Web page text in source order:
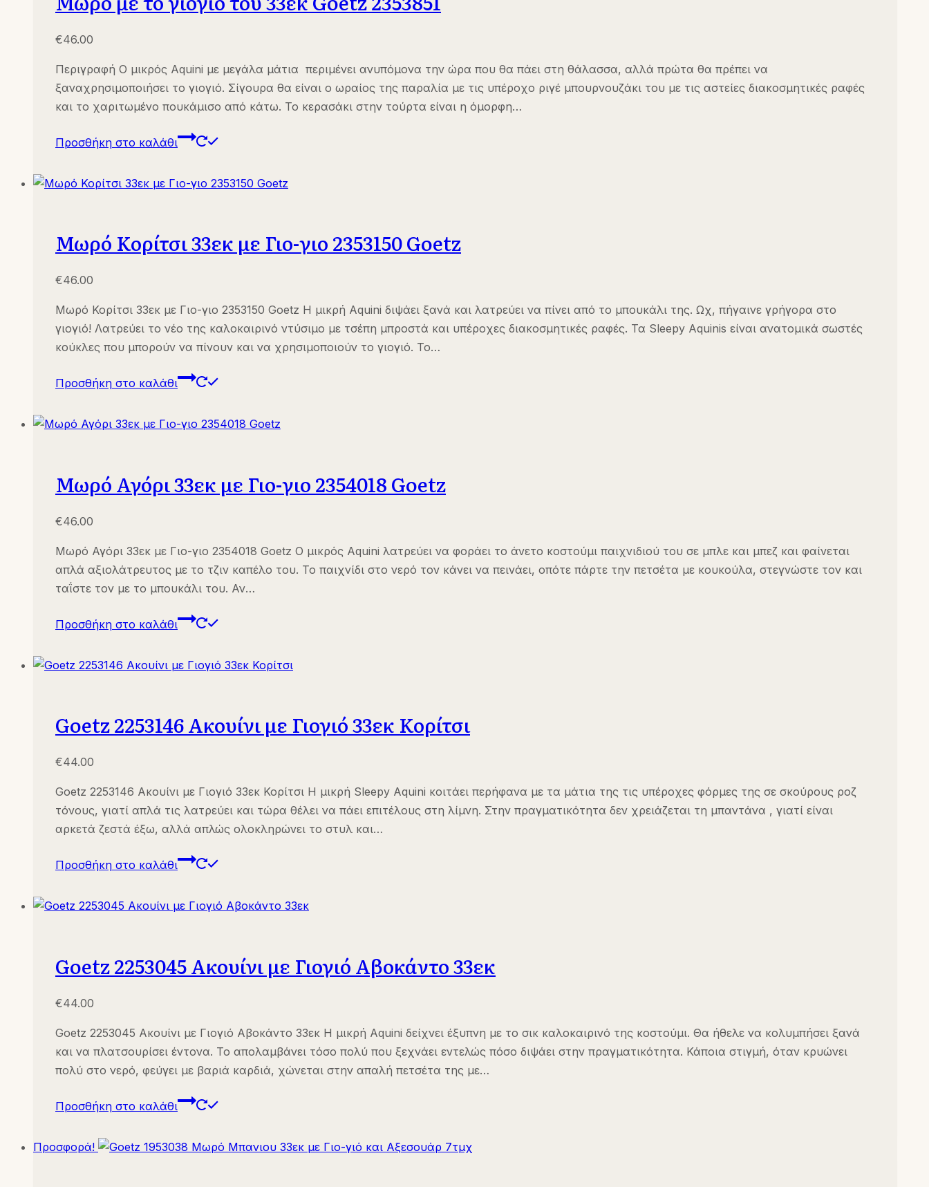
€46.00
Περιγραφή Ο μικρός Aquini με μεγάλα μάτια περιμένει ανυπόμονα την ώρα που θα πάει στη θάλασσα, αλλά πρώτα θα πρέπει να
ξαναχρησιμοποιήσει το γιογιό. Σίγουρα θα είναι ο ωραίος της παραλία με τις υπέροχο ριγέ μπουρνουζάκι του με τις αστείες διακοσμητικές ραφές
και το χαριτωμένο πουκάμισο από κάτω. Το κερασάκι στην τούρτα είναι η όμορφη…
Προσθήκη στο καλάθι
Μωρό Κορίτσι 33εκ με Γιο-γιο 2353150 Goetz
€46.00
Μωρό Κορίτσι 33εκ με Γιο-γιο 2353150 Goetz Η μικρή Aquini διψάει ξανά και λατρεύει να πίνει από το μπουκάλι της. Ωχ, πήγαινε γρήγορα στο
γιογιό! Λατρεύει το νέο της καλοκαιρινό ντύσιμο με τσέπη μπροστά και υπέροχες διακοσμητικές ραφές. Τα Sleepy Aquinis είναι ανατομικά σωστές
κούκλες που μπορούν να πίνουν και να χρησιμοποιούν το γιογιό. Το…
Προσθήκη στο καλάθι
Μωρό Αγόρι 33εκ με Γιο-γιο 2354018 Goetz
€46.00
Μωρό Αγόρι 33εκ με Γιο-γιο 2354018 Goetz Ο μικρός Aquini λατρεύει να φοράει το άνετο κοστούμι παιχνιδιού του σε μπλε και μπεζ και φαίνεται
απλά αξιολάτρευτος με το τζιν καπέλο του. Το παιχνίδι στο νερό τον κάνει να πεινάει, οπότε πάρτε την πετσέτα με κουκούλα, στεγνώστε τον και
ταΐστε τον με το μπουκάλι του. Αν…
Προσθήκη στο καλάθι
Goetz 2253146 Ακουίνι με Γιογιό 33εκ Κορίτσι
€44.00
Goetz 2253146 Ακουίνι με Γιογιό 33εκ Κορίτσι Η μικρή Sleepy Aquini κοιτάει περήφανα με τα μάτια της τις υπέροχες φόρμες της σε σκούρους ροζ
τόνους, γιατί απλά τις λατρεύει και τώρα θέλει να πάει επιτέλους στη λίμνη. Στην πραγματικότητα δεν χρειάζεται τη μπαντάνα , γιατί είναι
αρκετά ζεστά έξω, αλλά απλώς ολοκληρώνει το στυλ και…
Προσθήκη στο καλάθι
Goetz 2253045 Ακουίνι με Γιογιό Αβοκάντο 33εκ
€44.00
Goetz 2253045 Ακουίνι με Γιογιό Αβοκάντο 33εκ Η μικρή Aquini δείχνει έξυπνη με το σικ καλοκαιρινό της κοστούμι. Θα ήθελε να κολυμπήσει ξανά
και να πλατσουρίσει έντονα. Το απολαμβάνει τόσο πολύ που ξεχνάει εντελώς πόσο διψάει στην πραγματικότητα. Κάποια στιγμή, όταν κρυώνει
πολύ στο νερό, φεύγει με βαριά καρδιά, χώνεται στην απαλή πετσέτα της με…
Προσθήκη στο καλάθι
Προσφορά!